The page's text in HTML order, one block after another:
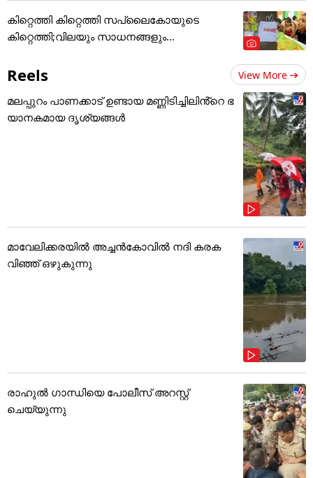
കിറ്റെത്തി കിറ്റെത്തി സപ്ലൈകോയുടെ
കിറ്റെത്തി;വിലയും സാധനങ്ങളും...
Reels View More
മലപ്പുറം പാണക്കാട് ഉണ്ടായ മണ്ണിടിച്ചിലിൻ്റെ ഭ
യാനകമായ ദൃശ്യങ്ങൾ
മാവേലിക്കരയിൽ അച്ചൻകോവിൽ നദി കരക
വിഞ്ഞ് ഒഴുകുന്നു
രാഹുൽ ഗാന്ധിയെ പോലീസ് അറസ്റ്റ്
ചെയ്യുന്നു